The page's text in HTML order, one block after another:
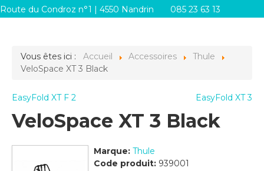
Route du Condroz n°1 | 4550 Nandrin
085 23 63 13
Vous êtes ici : Accueil Accessoires
Thule
VeloSpace XT 3 Black
EasyFold XT F 2 EasyFold XT 3
VeloSpace XT 3 Black
Marque: Thule
Code produit: 939001